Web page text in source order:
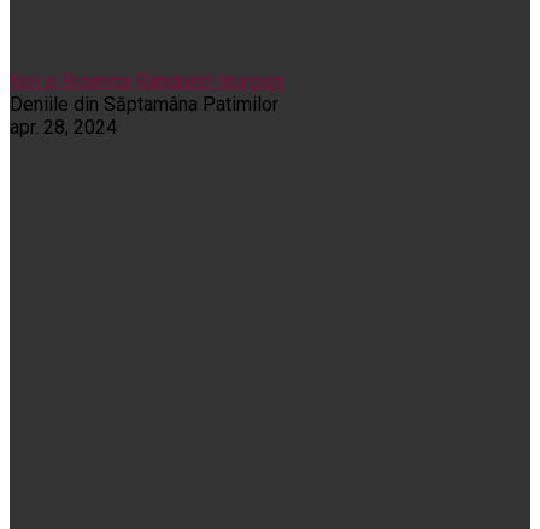
Noi și Biserica Rânduieli liturgice
Deniile din Săptamâna Patimilor
apr. 28, 2024